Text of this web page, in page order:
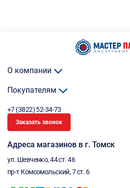
О компании
Покупателям
+7 (3822) 52-34-73
Заказать звонок
Адреса магазинов в г. Томск
ул. Шевченко, 44 ст. 46
пр-т Комсомольский, 7 ст. 6